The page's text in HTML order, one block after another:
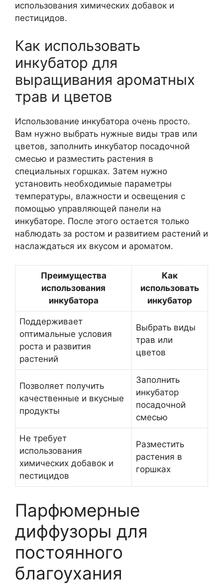
использования химических добавок и
пестицидов.
Как использовать
инкубатор для
выращивания ароматных
трав и цветов
Использование инкубатора очень просто.
Вам нужно выбрать нужные виды трав или
цветов, заполнить инкубатор посадочной
смесью и разместить растения в
специальных горшках. Затем нужно
установить необходимые параметры
температуры, влажности и освещения с
помощью управляющей панели на
инкубаторе. После этого остается только
наблюдать за ростом и развитием растений и
наслаждаться их вкусом и ароматом.
Преимущества
использования
инкубатора
Как
использовать
инкубатор
Поддерживает
оптимальные условия
роста и развития
растений
Выбрать виды
трав или
цветов
Позволяет получить
качественные и вкусные
продукты
Заполнить
инкубатор
посадочной
смесью
Не требует
использования
химических добавок и
пестицидов
Разместить
растения в
горшках
Парфюмерные
диффузоры для
постоянного
благоухания